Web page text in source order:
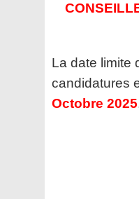
La date limite
candidatures
Octobre 2025